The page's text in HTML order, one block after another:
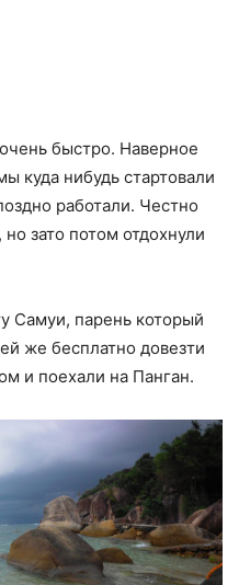
быстро. Наверное
куда нибудь стартовали
работали. Честно
зато потом отдохнули
Самуи, парень который
же бесплатно довезти
и поехали на Панган.